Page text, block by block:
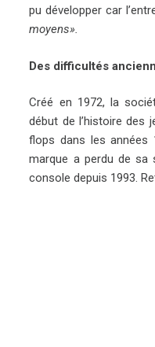
pu développer car
moyens».
Des difficultés
Créé en 1972, la
début de l’histoire des
flops dans les années
marque a perdu de sa
console depuis 1993.